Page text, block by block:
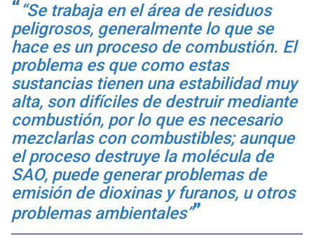
“Se trabaja en el área de residuos
peligrosos, generalmente lo que se
hace es un proceso de combustión. El
problema es que como estas
sustancias tienen una estabilidad muy
alta, son difíciles de destruir mediante
combustión, por lo que es necesario
mezclarlas con combustibles; aunque
el proceso destruye la molécula de
SAO, puede generar problemas de
emisión de dioxinas y furanos, u otros
problemas ambientales”